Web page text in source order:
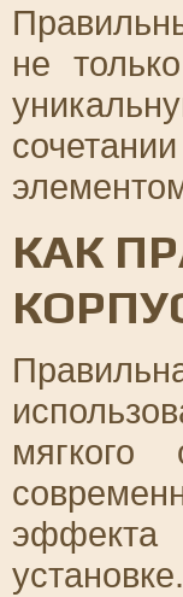
не
КАК
эффекта
установке.